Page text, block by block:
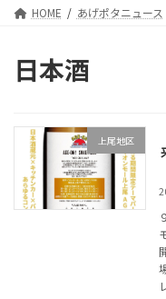
HOME あげポタニュース
日本酒
上尾地区